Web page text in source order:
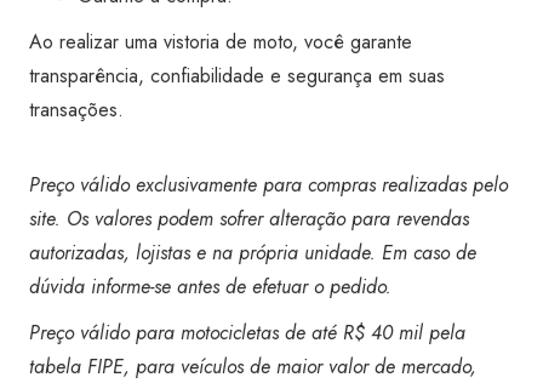
Ao realizar uma vistoria de moto, você garante
transparência, confiabilidade e segurança em suas
transações.
Preço válido exclusivamente para compras realizadas pelo
site. Os valores podem sofrer alteração para revendas
autorizadas, lojistas e na própria unidade. Em caso de
dúvida informe-se antes de efetuar o pedido.
Preço válido para motocicletas de até R$ 40 mil pela
tabela FIPE, para veículos de maior valor de mercado,